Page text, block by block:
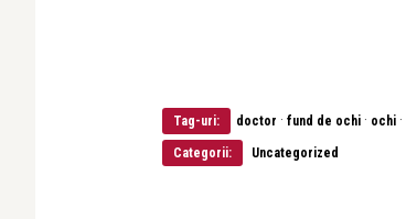
Tag-uri: doctor · fund de ochi · ochi ·
Categorii: Uncategorized